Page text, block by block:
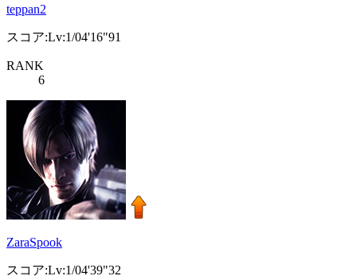
teppan2
スコア:Lv:1/04'16"91
RANK
6
ZaraSpook
スコア:Lv:1/04'39"32